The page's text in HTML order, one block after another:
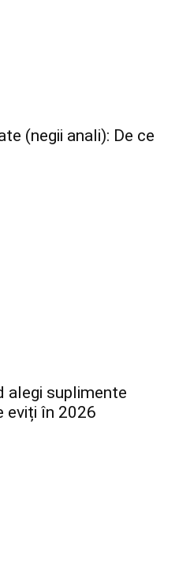
(negii anali): De ce
alegi suplimente
eviți în 2026